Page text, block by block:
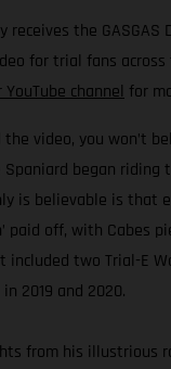
receives the
for trial fans
channel for
the video, you won’t
began riding
is believable is that
paid off, with Cabes
included two Trial-E
2019 and 2020.
from his illustrious